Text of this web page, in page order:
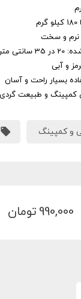
و سخت
متر
و آبی
بسیار راحت و آسان
کمپینگ و طبیعت گردی
و کمپینگ
990,000 تومان